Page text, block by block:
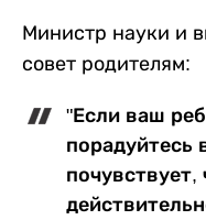
Министр науки и
совет родителям:
"Если ваш
порадуйтесь
почувствует,